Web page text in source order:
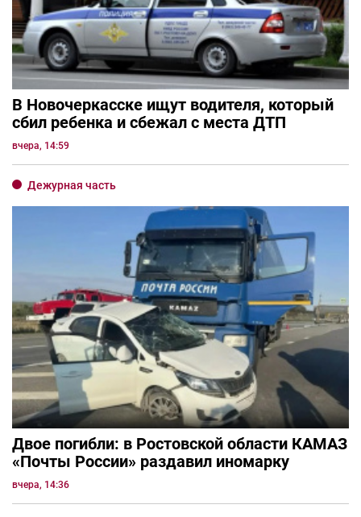
В Новочеркасске ищут водителя, который
сбил ребенка и сбежал с места ДТП
вчера, 14:59
Дежурная часть
Двое погибли: в Ростовской области КАМАЗ
«Почты России» раздавил иномарку
вчера, 14:36